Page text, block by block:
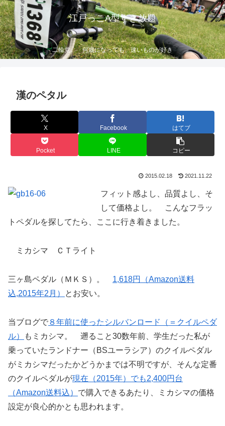
江戸っこA型すき放題
二輪党。 何歳になっても、速いものが好き
漢のペタル
X Facebook はてブ
Pocket LINE コピー
2015.02.18 2021.11.22
フィット感よし、品質よし、そ
して価格よし。 こんなフラッ
トペダルを探してたら、ここに行き着きました。
ミカシマ ＣＴライト
三ヶ島ペダル（ＭＫＳ）。 1,618円（Amazon送料
込,2015年2月）
とお安い。
当ブログで８年前に使ったシルバンロード（＝クイルペダ
ル）
もミカシマ。 遡ること30数年前、学生だった私が
乗っていたランドナー（BSユーラシア）のクイルペダル
がミカシマだったかどうかまでは不明ですが、そんな定番
のクイルペダルが現在（2015年）でも2,400円台
（Amazon送料込） で購入できるあたり、ミカシマの価格
設定が良心的かとも思われます。